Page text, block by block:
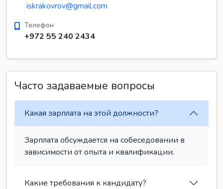
iskrakovrov@gmail.com
Телефон
+972 55 240 2434
Часто задаваемые вопросы
Какая зарплата на этой должности?
Зарплата обсуждается на собеседовании в
зависимости от опыта и квалификации.
Какие требования к кандидату?